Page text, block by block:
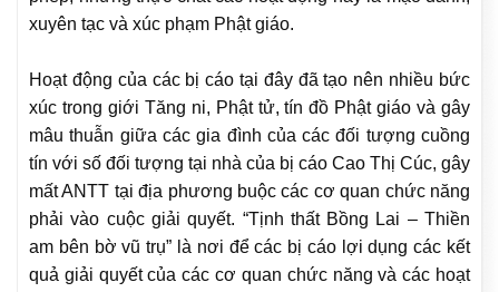
xuyên tạc và xúc phạm Phật giáo.
Hoạt động của các bị cáo tại đây đã tạo nên nhiều bức
xúc trong giới Tăng ni, Phật tử, tín đồ Phật giáo và gây
mâu thuẫn giữa các gia đình của các đối tượng cuồng
tín với số đối tượng tại nhà của bị cáo Cao Thị Cúc, gây
mất ANTT tại địa phương buộc các cơ quan chức năng
phải vào cuộc giải quyết. “Tịnh thất Bồng Lai – Thiền
am bên bờ vũ trụ” là nơi để các bị cáo lợi dụng các kết
quả giải quyết của các cơ quan chức năng và các hoạt